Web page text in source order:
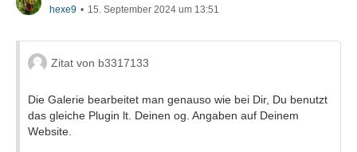
hexe9 15. September 2024 um 13:51
Zitat von b3317133
Die Galerie bearbeitet man genauso wie bei Dir, Du benutzt
das gleiche Plugin lt. Deinen og. Angaben auf Deinem
Website.